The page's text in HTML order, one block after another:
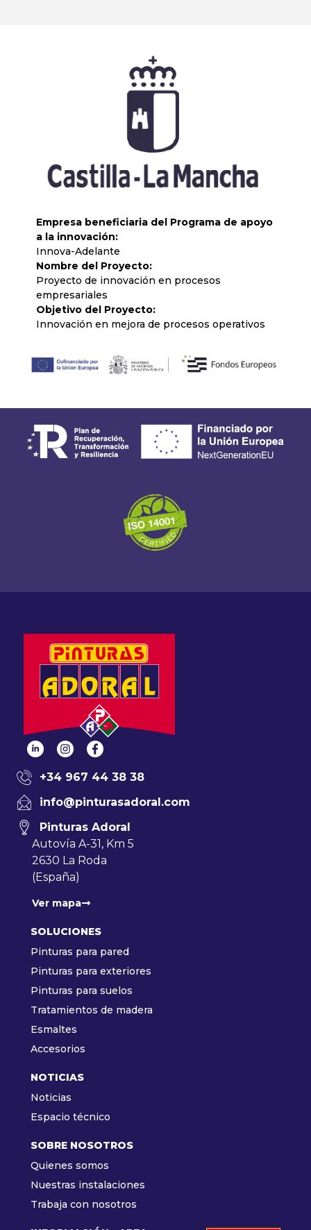
Empresa beneficiaria del Programa de apoyo
a la innovación:
Innova-Adelante
Nombre del Proyecto:
Proyecto de innovación en procesos
empresariales
Objetivo del Proyecto:
Innovación en mejora de procesos operativos
+34 967 44 38 38
info@pinturasadoral.com
Pinturas Adoral
Autovía A-31, Km 5
2630 La Roda
(España)
Ver mapa
SOLUCIONES
Pinturas para pared
Pinturas para exteriores
Pinturas para suelos
Tratamientos de madera
Esmaltes
Accesorios
NOTICIAS
Noticias
Espacio técnico
SOBRE NOSOTROS
Quienes somos
Nuestras instalaciones
Trabaja con nosotros